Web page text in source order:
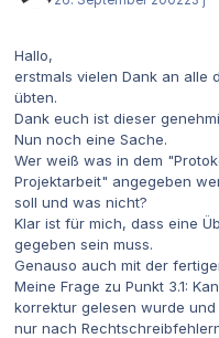
Hallo,
erstmals vielen Dank an alle
übten.
Dank euch ist dieser
Nun noch eine Sache.
Wer weiß was in dem
Projektarbeit" angegeben
soll und was nicht?
Klar ist für mich, dass eine
gegeben sein muss.
Genauso auch mit der
Meine Frage zu Punkt 3.1:
korrektur gelesen wurde und
nur nach